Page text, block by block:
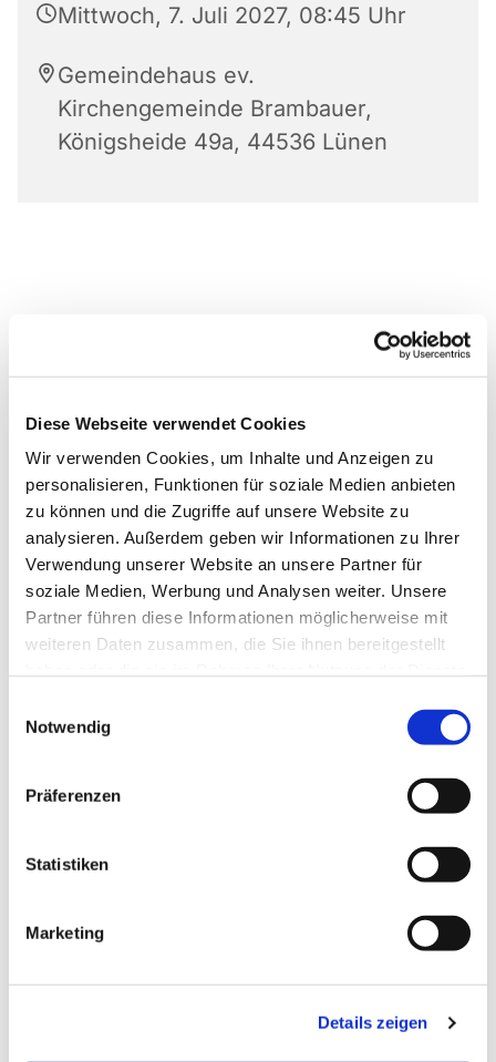
Diese Webseite verwendet Cookies
Wir verwenden Cookies, um Inhalte und Anzeigen zu
personalisieren, Funktionen für soziale Medien anbieten
zu können und die Zugriffe auf unsere Website zu
analysieren. Außerdem geben wir Informationen zu Ihrer
Verwendung unserer Website an unsere Partner für
soziale Medien, Werbung und Analysen weiter. Unsere
Partner führen diese Informationen möglicherweise mit
weiteren Daten zusammen, die Sie ihnen bereitgestellt
Notwendig
Präferenzen
Statistiken
Marketing
Details zeigen
Mittwoch, 7. Juli 2027, 08:45 Uhr
Gemeindehaus ev.
Kirchengemeinde Brambauer,
Königsheide 49a, 44536 Lünen